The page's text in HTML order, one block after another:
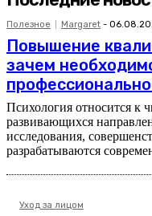
Полезное Margaret -
Повышение
зачем
Психология относится к
развивающихся
исследования,
разрабатываются
Уход за лицом